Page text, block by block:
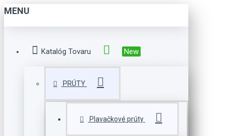
MENU
Katalóg Tovaru New
PRÚTY
Plavačkové prúty